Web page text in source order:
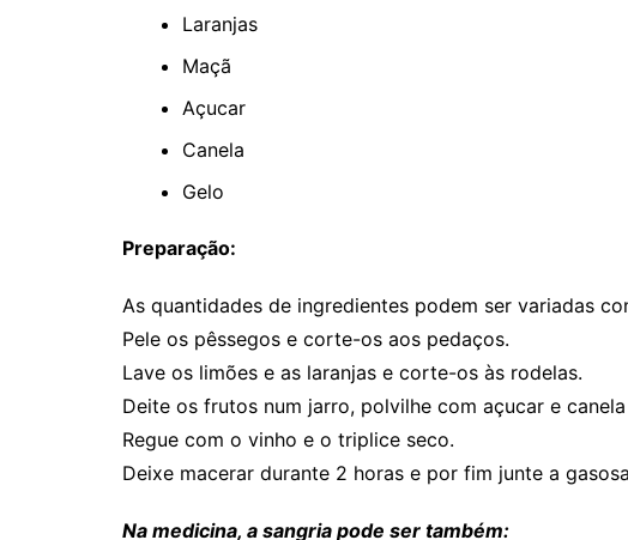
Laranjas
Maçã
Açucar
Canela
Gelo
Preparação:
As quantidades de ingredientes podem ser variadas
Pele os pêssegos e corte-os aos pedaços.
Lave os limões e as laranjas e corte-os às rodelas.
Deite os frutos num jarro, polvilhe com açucar e
Regue com o vinho e o triplice seco.
Deixe macerar durante 2 horas e por fim junte a
Na medicina, a sangria pode ser também: